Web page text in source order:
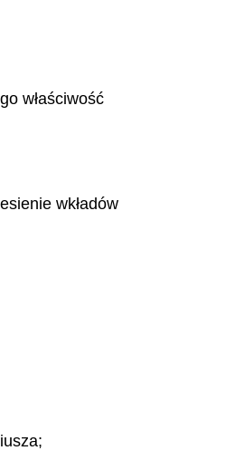
właściwość
wkładów